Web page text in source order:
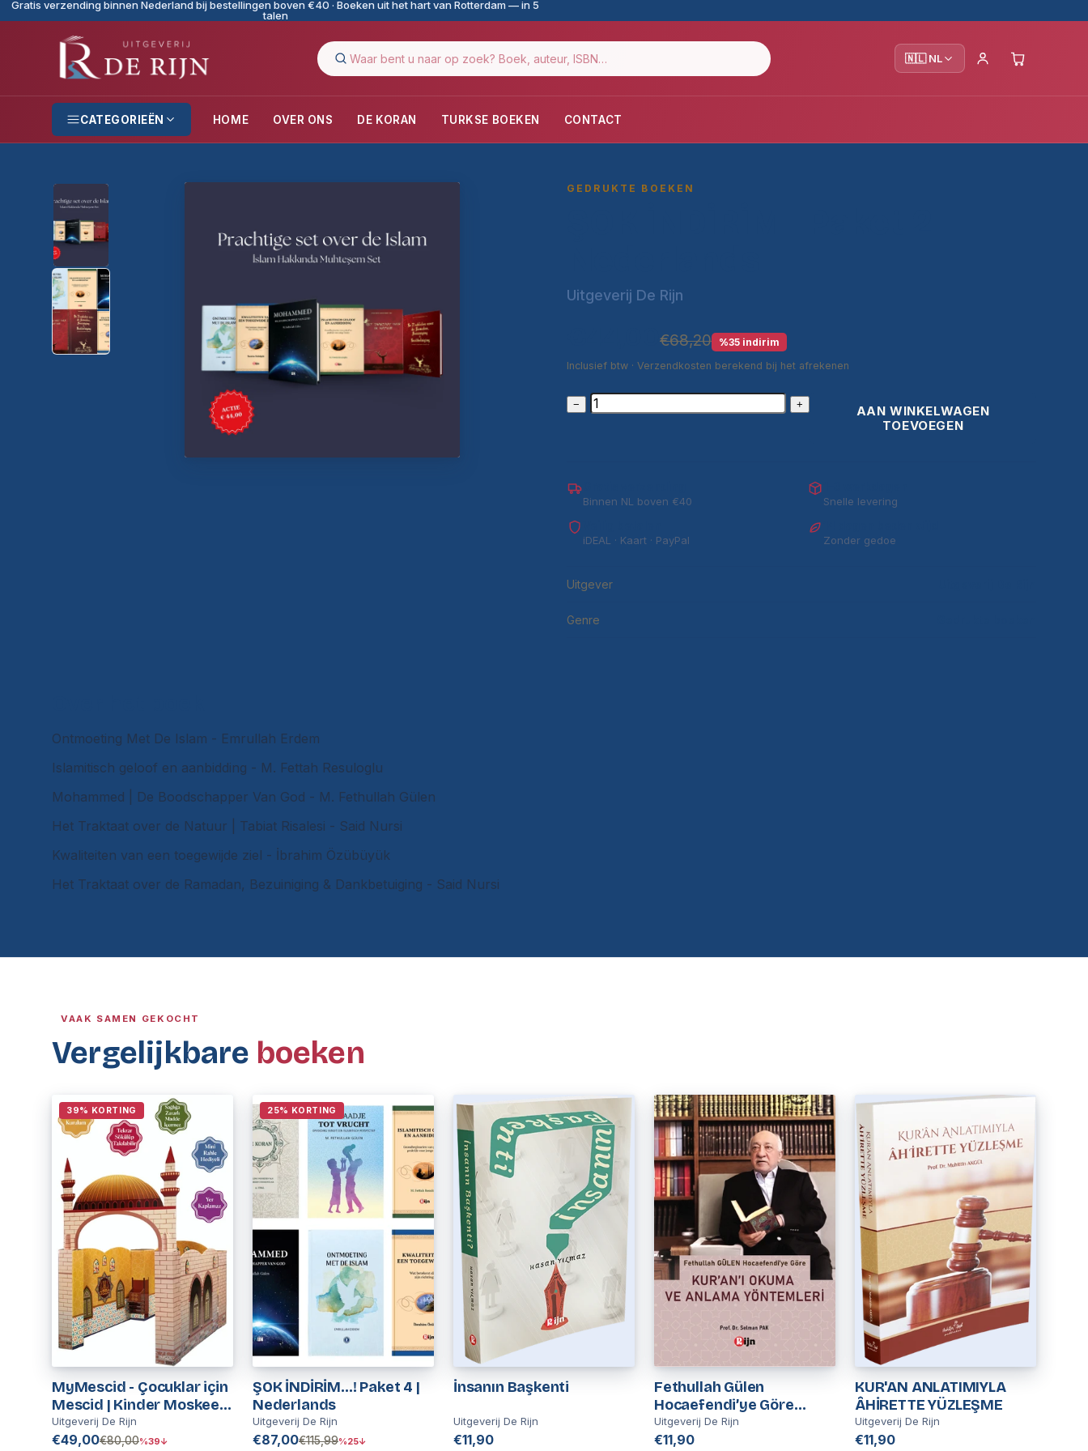
Gratis verzending binnen Nederland bij bestellingen boven €40 · Boeken uit het hart van Rotterdam — in 5
talen
🇳🇱 NL
CATEGORIEËN HOME OVER ONS DE KORAN TURKSE BOEKEN CONTACT
GEDRUKTE BOEKEN
Uitgeverij De Rijn
€68,20
%35 indirim
Inclusief btw · Verzendkosten berekend bij het afrekenen
− +
AAN WINKELWAGEN
TOEVOEGEN
Binnen NL boven €40
Snelle levering
iDEAL · Kaart · PayPal
Zonder gedoe
Uitgever
Genre
Ontmoeting Met De Islam - Emrullah Erdem
Islamitisch geloof en aanbidding - M. Fettah Resuloglu
Mohammed | De Boodschapper Van God - M. Fethullah Gülen
Het Traktaat over de Natuur | Tabiat Risalesi - Said Nursi
Kwaliteiten van een toegewijde ziel - İbrahim Özübüyük
Het Traktaat over de Ramadan, Bezuiniging & Dankbetuiging - Said Nursi
VAAK SAMEN GEKOCHT
Vergelijkbare boeken
39% KORTING
MyMescid - Çocuklar için
Mescid | Kinder Moskee |
Moskee Speelhuis
Uitgeverij De Rijn
€49,00€80,00%39↓
25% KORTING
ŞOK İNDİRİM…! Paket 4 |
Nederlands
Uitgeverij De Rijn
€87,00€115,99%25↓
İnsanın Başkenti
Uitgeverij De Rijn
€11,90
Fethullah Gülen
Hocaefendi’ye Göre
Kur’an’ı Okuma ve Anlama
Yöntemleri
Uitgeverij De Rijn
€11,90
KUR'AN ANLATIMIYLA
ÂHİRETTE YÜZLEŞME
Uitgeverij De Rijn
€11,90